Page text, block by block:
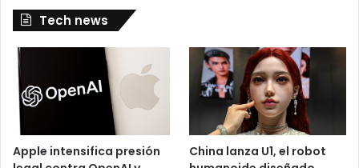
Tech news
Apple intensifica presión
China lanza U1, el robot